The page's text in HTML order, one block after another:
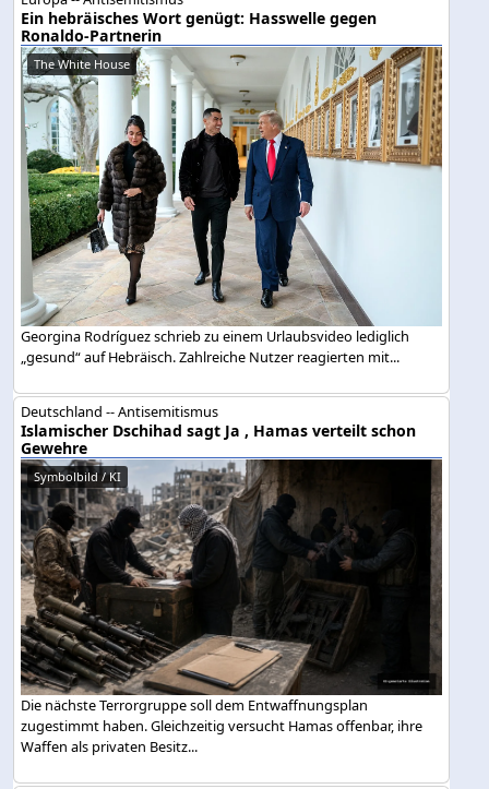
Ein hebräisches Wort genügt: Hasswelle gegen
Ronaldo-Partnerin
The White House
Georgina Rodríguez schrieb zu einem Urlaubsvideo lediglich
„gesund“ auf Hebräisch. Zahlreiche Nutzer reagierten mit...
Deutschland -- Antisemitismus
Islamischer Dschihad sagt Ja , Hamas verteilt schon
Gewehre
Symbolbild / KI
Die nächste Terrorgruppe soll dem Entwaffnungsplan
zugestimmt haben. Gleichzeitig versucht Hamas offenbar, ihre
Waffen als privaten Besitz...